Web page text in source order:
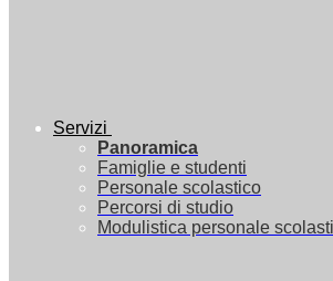
Servizi
Panoramica
Famiglie e studenti
Personale scolastico
Percorsi di studio
Modulistica personale